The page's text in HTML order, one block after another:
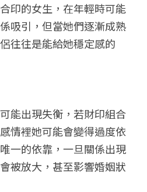
印的女生，在年輕時可能
吸引，但當她們逐漸成熟
往往是能給她穩定感的
能出現失衡，若財印組合
情裡她可能會變得過度依
一的依靠，一旦關係出現
被放大，甚至影響婚姻狀